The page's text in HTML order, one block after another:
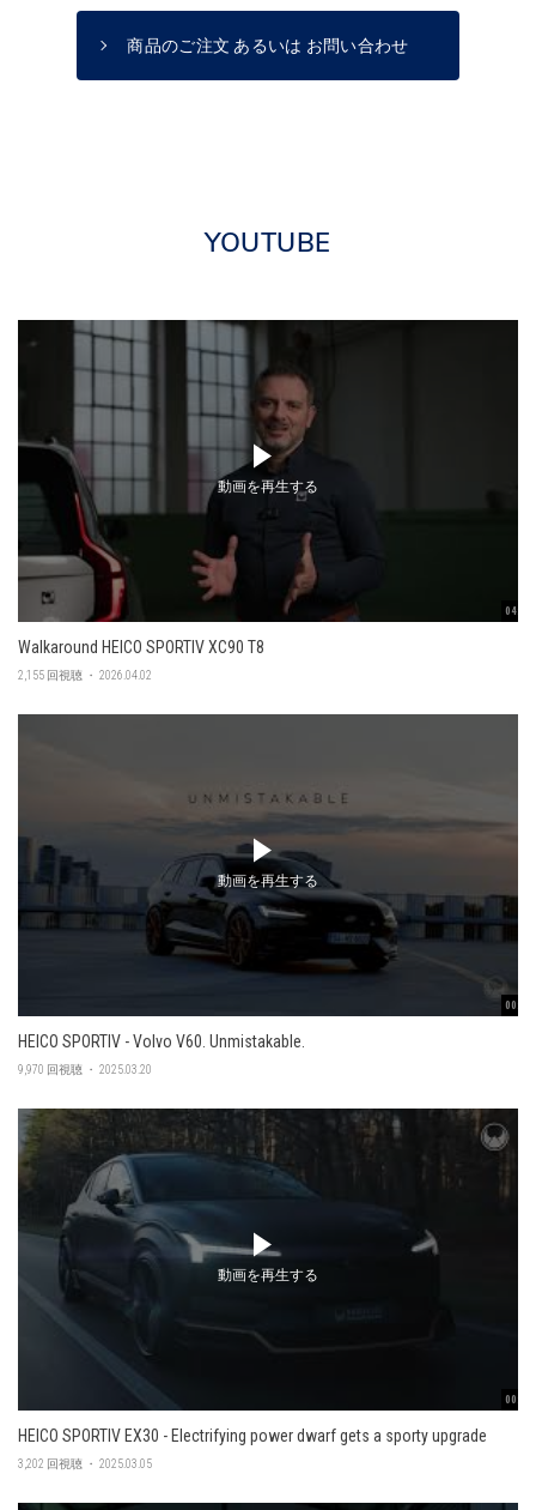
商品のご注文 あるいは お問い合わせ
YOUTUBE
04:56
動画を再生する
Walkaround HEICO SPORTIV XC90 T8
2,155 回視聴 ・ 2026.04.02
00:47
動画を再生する
HEICO SPORTIV - Volvo V60. Unmistakable.
9,970 回視聴 ・ 2025.03.20
00:48
動画を再生する
HEICO SPORTIV EX30 - Electrifying power dwarf gets a sporty upgrade
3,202 回視聴 ・ 2025.03.05